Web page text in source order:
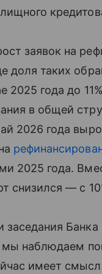
заявок на
доля таких
2025 года до
в общей
2026 года
2025 года.
снизился — с
заседания
мы наблюдаем
имеет